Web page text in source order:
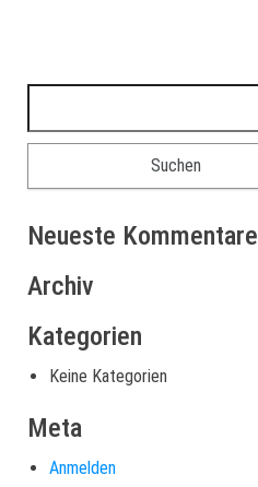
Neueste Kommentare
Archiv
Kategorien
Keine Kategorien
Meta
Anmelden